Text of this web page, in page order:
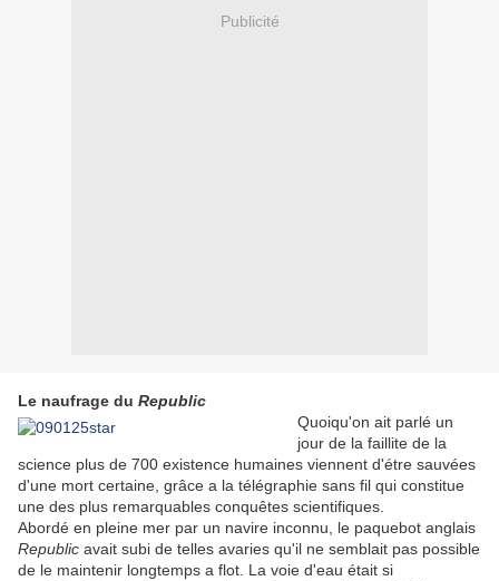
Publicité
Le naufrage du Republic
Quoiqu'on ait parlé un
jour de la faillite de la
science plus de 700 existence humaines viennent d'étre sauvées
d'une mort certaine, grâce a la télégraphie sans fil qui constitue
une des plus remarquables conquêtes scientifiques.
Abordé en pleine mer par un navire inconnu, le paquebot anglais
Republic avait subi de telles avaries qu'il ne semblait pas possible
de le maintenir longtemps a flot. La voie d'eau était si